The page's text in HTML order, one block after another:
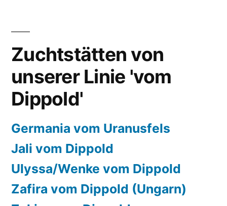
Zuchtstätten von
unserer Linie 'vom
Dippold'
Germania vom Uranusfels
Jali vom Dippold
Ulyssa/Wenke vom Dippold
Zafira vom Dippold (Ungarn)